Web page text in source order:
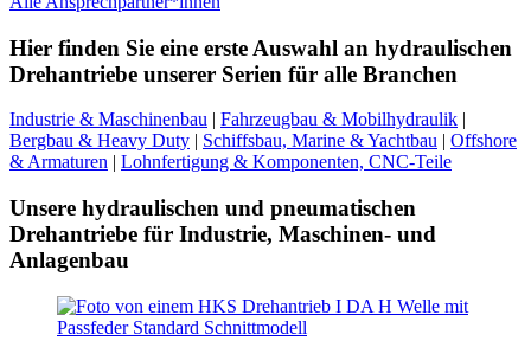
Hier finden Sie eine erste Auswahl an hydraulischen
Drehantriebe unserer Serien für alle Branchen
Industrie & Maschinenbau | Fahrzeugbau & Mobilhydraulik |
Bergbau & Heavy Duty | Schiffsbau, Marine & Yachtbau | Offshore
& Armaturen | Lohnfertigung & Komponenten, CNC-Teile
Unsere hydraulischen und pneumatischen
Drehantriebe für Industrie, Maschinen- und
Anlagenbau